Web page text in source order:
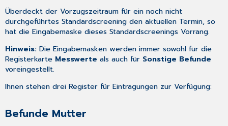
Überdeckt der Vorzugszeitraum für ein noch nicht
durchgeführtes Standardscreening den aktuellen Termin, so
hat die Eingabemaske dieses Standardscreenings Vorrang.
Hinweis:Die Eingabemasken werden immer sowohl für die
Registerkarte Messwerte als auch für Sonstige Befunde
voreingestellt.
Ihnen stehen drei Register für Eintragungen zur Verfügung:
Befunde Mutter